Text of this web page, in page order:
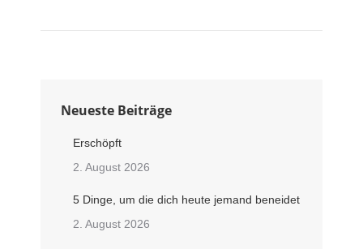
Neueste Beiträge
Erschöpft
2. August 2026
5 Dinge, um die dich heute jemand beneidet
2. August 2026